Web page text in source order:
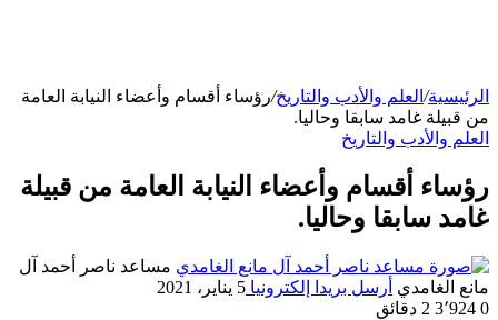
الرئيسية/ العلم والأدب والتاريخ/رؤساء أقسام وأعضاء النيابة العامة
من قبيلة غامد سابقا وحاليا.
العلم والأدب والتاريخ
رؤساء أقسام وأعضاء النيابة العامة من قبيلة
غامد سابقا وحاليا.
مساعد ناصر أحمد آل
مانع الغامدي أرسل بريدا إلكترونيا 5 يناير، 2021
0
2 دقائق